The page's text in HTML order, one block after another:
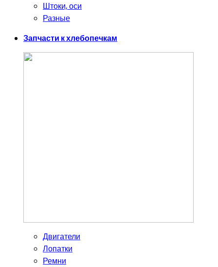
Штоки, оси
Разные
Запчасти к хлебопечкам
Двигатели
Лопатки
Ремни